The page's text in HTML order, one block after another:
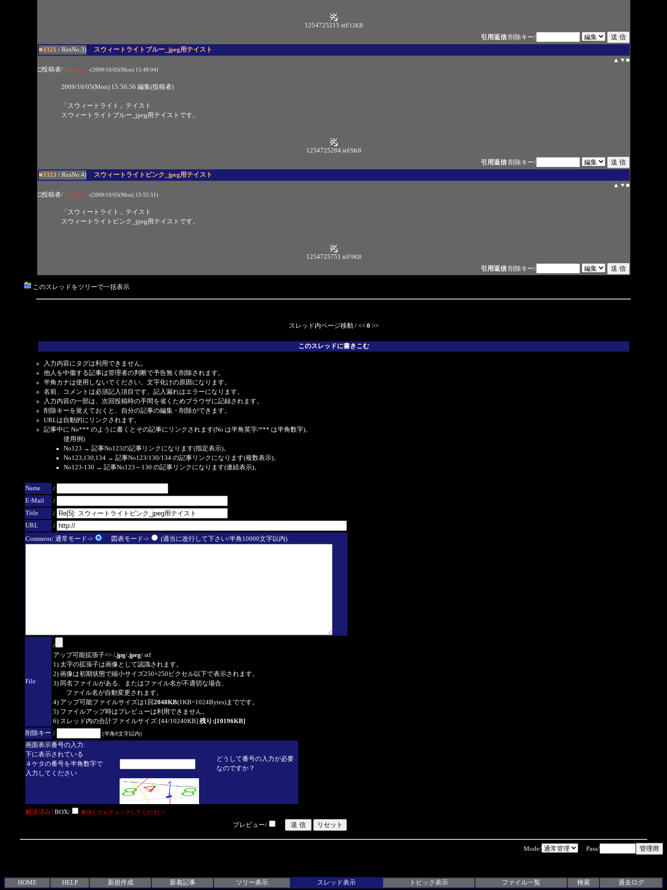
1254725215.stf/12KB
引用返信 削除キー/
■3321 / ResNo.3)
スウィートライトブルー_jpeg用テイスト
▲ ▼ ■
□投稿者/ silkypix -(2009/10/05(Mon) 15:48:04)
2009/10/05(Mon) 15:50:56 編集(投稿者)
「スウィートライト」テイスト
スウィートライトブルー_jpeg用テイストです。
1254725284.stf/9KB
引用返信 削除キー/
■3323 / ResNo.4)
スウィートライトピンク_jpeg用テイスト
▲ ▼ ■
□投稿者/ silkypix -(2009/10/05(Mon) 15:55:51)
「スウィートライト」テイスト
スウィートライトピンク_jpeg用テイストです。
1254725751.stf/9KB
引用返信 削除キー/
このスレッドをツリーで一括表示
スレッド内ページ移動 / << 0 >>
このスレッドに書きこむ
入力内容にタグは利用できません。
他人を中傷する記事は管理者の判断で予告無く削除されます。
半角カナは使用しないでください。文字化けの原因になります。
名前、コメントは必須記入項目です。記入漏れはエラーになります。
入力内容の一部は、次回投稿時の手間を省くためブラウザに記録されます。
削除キーを覚えておくと、自分の記事の編集・削除ができます。
URLは自動的にリンクされます。
記事中に No*** のように書くとその記事にリンクされます(No は半角英字/*** は半角数字)。
使用例)
No123 → 記事No123の記事リンクになります(指定表示)。
No123,130,134 → 記事No123/130/134 の記事リンクになります(複数表示)。
No123-130 → 記事No123～130 の記事リンクになります(連続表示)。
Name
/
E-Mail
/
Title
/
URL
/
Comment/ 通常モード->
図表モード-> (適当に改行して下さい/半角10000文字以内)
File
/
アップ可能拡張子=> /.jpg/.jpeg/.stf
1) 太字の拡張子は画像として認識されます。
2) 画像は初期状態で縮小サイズ250×250ピクセル以下で表示されます。
3) 同名ファイルがある、またはファイル名が不適切な場合、
ファイル名が自動変更されます。
4) アップ可能ファイルサイズは1回2048KB(1KB=1024Bytes)までです。
5) ファイルアップ時はプレビューは利用できません。
6) スレッド内の合計ファイルサイズ:[44/10240KB] 残り:[10196KB]
削除キー / (半角8文字以内)
画面表示番号の入力:
下に表示されている
４ケタの番号を半角数字で
入力してください
どうして番号の入力が必要
なのですか？
解決済み! BOX/ 解決したらチェックしてください!
プレビュー/
Mode/ Pass/
HOME HELP 新規作成 新着記事 ツリー表示 スレッド表示 トピック表示 ファイル一覧 検索 過去ログ